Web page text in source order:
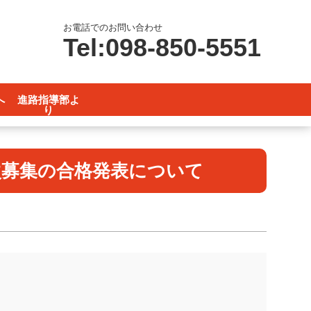
お電話でのお問い合わせ
Tel:098-850-5551
進路指導部よ
り
集の合格発表について